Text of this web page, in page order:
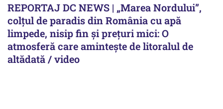
REPORTAJ DC NEWS | „Marea Nordului”,
colțul de paradis din România cu apă
limpede, nisip fin și prețuri mici: O
atmosferă care amintește de litoralul de
altădată / video